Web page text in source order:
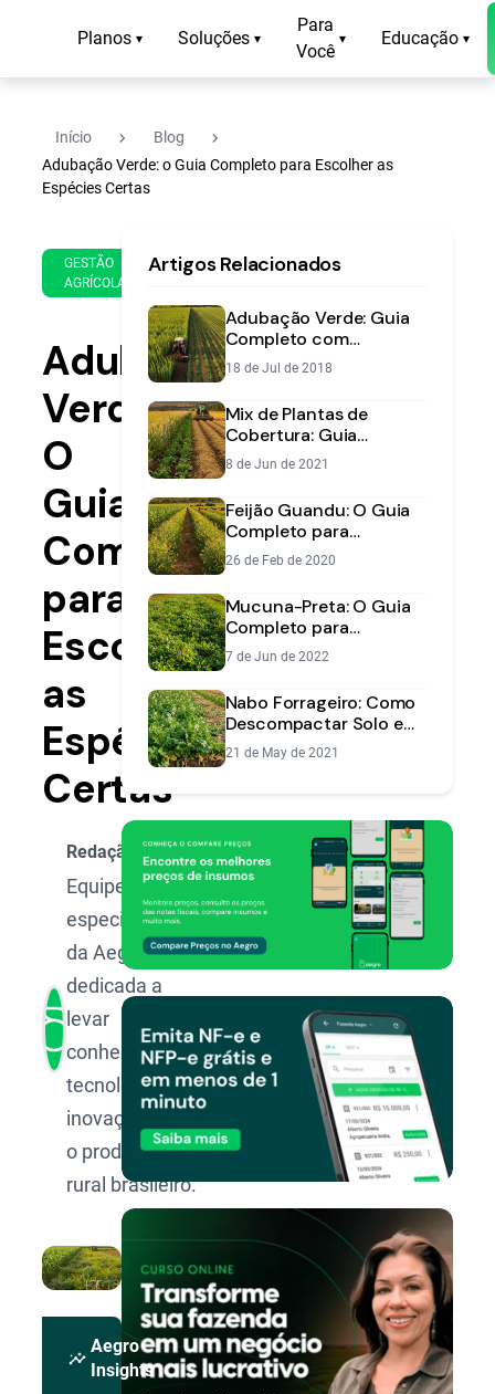
Planos ▾ Soluções ▾
Para
Você
▾ Educação ▾
Início navigate_next Blog navigate_next
Adubação Verde: o Guia Completo para Escolher as
Espécies Certas
GESTÃO
AGRÍCOLA
Jul
2019
min
leitura
Adubação
Verde:
O
Guia
Completo
para
Escolher
as
Espécies
Certas
Redação Aegro
Equipe de
especialistas
da Aegro,
dedicada a
levar
conhecimento,
tecnologia e
inovação para
o produtor
rural brasileiro.
insights
Aegro
Insights
Artigos Relacionados
Adubação Verde: Guia
Completo com
Vantagens, Custos e
Planejamento
18 de Jul de 2018
Mix de Plantas de
Cobertura: Guia
Completo para
Melhorar o Solo na
Entressafra
8 de Jun de 2021
Feijão Guandu: O Guia
Completo para
Produção, Consórcio e
Benefícios
26 de Feb de 2020
Mucuna-Preta: O Guia
Completo para
Adubação Verde e
Controle de Pragas
7 de Jun de 2022
Nabo Forrageiro: Como
Descompactar Solo e
Aumentar
Produtividade
21 de May de 2021